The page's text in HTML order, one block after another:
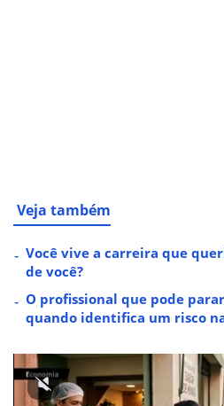
Veja também
Você vive a carreira que
de você?
O profissional que pode
quando identifica um risco